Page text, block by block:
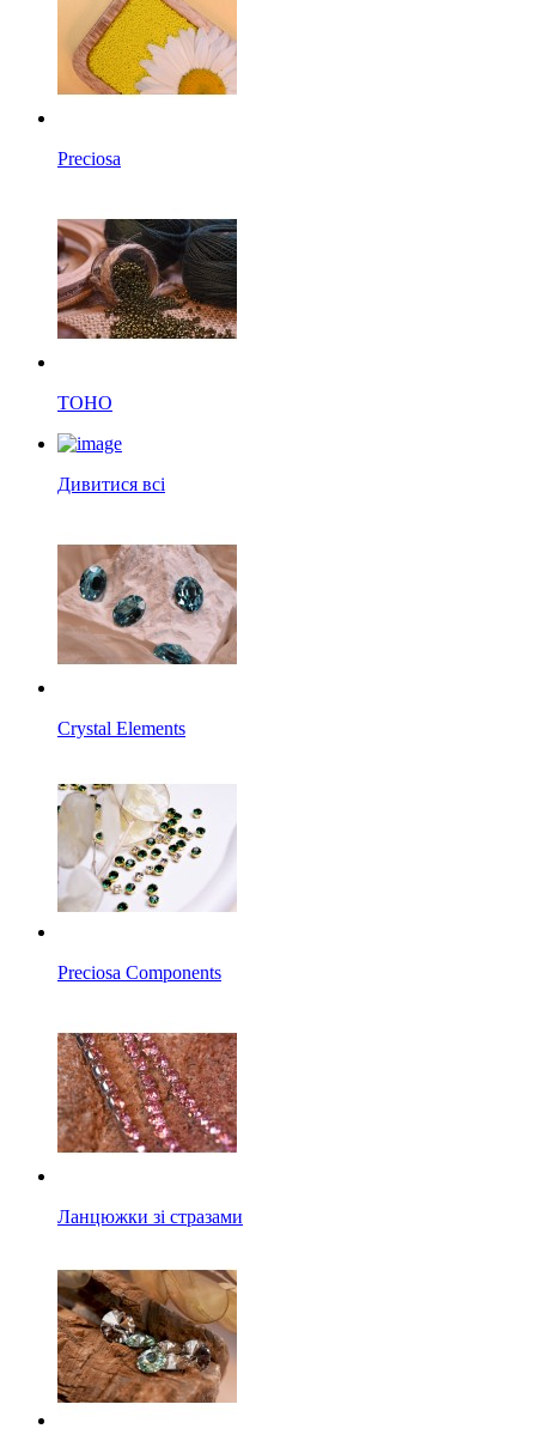
Preciosa
TOHO
Дивитися всі
Crystal Elements
Preciosa Components
Ланцюжки зі стразами